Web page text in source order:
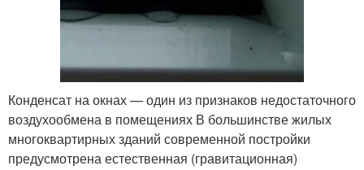
Конденсат на окнах — один из признаков недостаточного
воздухообмена в помещениях В большинстве жилых
многоквартирных зданий современной постройки
предусмотрена естественная (гравитационная)